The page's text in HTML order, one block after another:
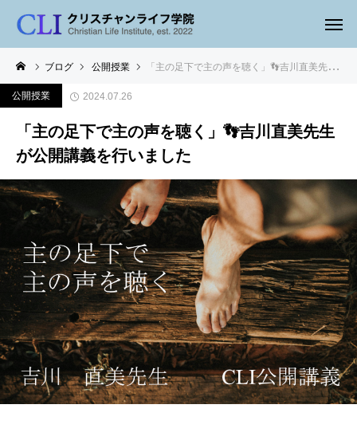
ブログ 公開授業 「主の足下で主の声を聴く」👣吉川直美先生が公開講義を行いました
公開授業 2024.07.26
「主の足下で主の声を聴く」👣吉川直美先生
が公開講義を行いました